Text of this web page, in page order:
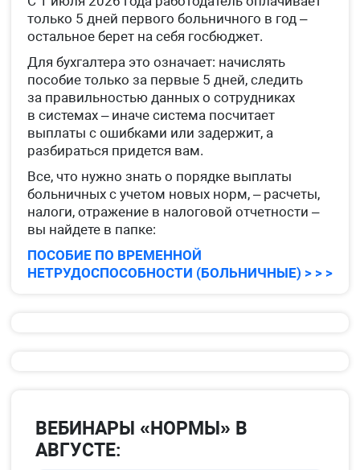
только 5 дней первого больничного в год –
остальное берет на себя госбюджет.
Для бухгалтера это означает: начислять
пособие только за первые 5 дней, следить
за правильностью данных о сотрудниках
в системах – иначе система посчитает
выплаты с ошибками или задержит, а
разбираться придется вам.
Все, что нужно знать о порядке выплаты
больничных с учетом новых норм, – расчеты,
налоги, отражение в налоговой отчетности –
вы найдете в папке:
ПОСОБИЕ ПО ВРЕМЕННОЙ
НЕТРУДОСПОСОБНОСТИ (БОЛЬНИЧНЫЕ) > > >
ВЕБИНАРЫ «НОРМЫ» В
АВГУСТЕ: